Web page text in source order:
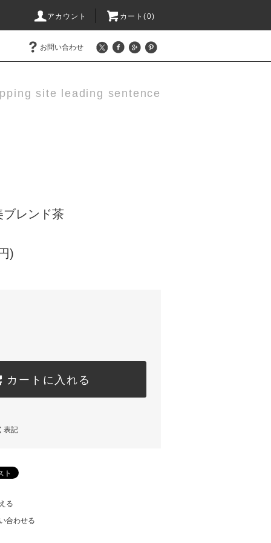
アカウント カート(0)
お問い合わせ
site leading sentence
ブレンド茶
)
カートに入れる
表記
る
合わせる